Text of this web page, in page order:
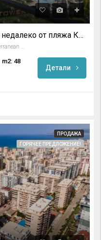
Современные апартаменты недалеко от пляжа Клеопатры в Аланье
m2: 48
Детали
ПРОДАЖА
ГОРЯЧЕЕ ПРЕДЛОЖЕНИЕ!